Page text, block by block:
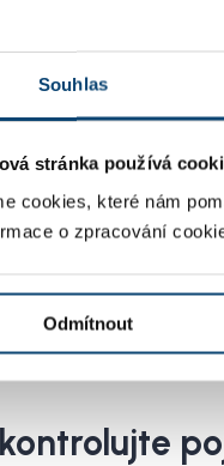
Souhlas
stránka používá
cookies, které nám
o zpracování
Odmítnout
přepisovat ručně,
papíry – ochotně a
potřebuje a vám
z papíru do
zda vystavíme 10
za dva roky.
přepisování
odpovědí na